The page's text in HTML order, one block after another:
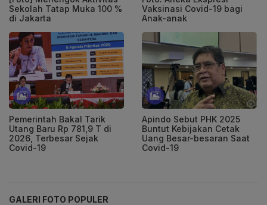
Sekolah Tatap Muka 100 %
di Jakarta
Vaksinasi Covid-19 bagi
Anak-anak
Pemerintah Bakal Tarik
Utang Baru Rp 781,9 T di
2026, Terbesar Sejak
Covid-19
Apindo Sebut PHK 2025
Buntut Kebijakan Cetak
Uang Besar-besaran Saat
Covid-19
GALERI FOTO POPULER